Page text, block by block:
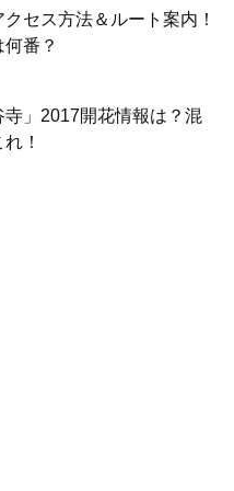
セス方法＆ルート案内！
番？
」2017開花情報は？混
！